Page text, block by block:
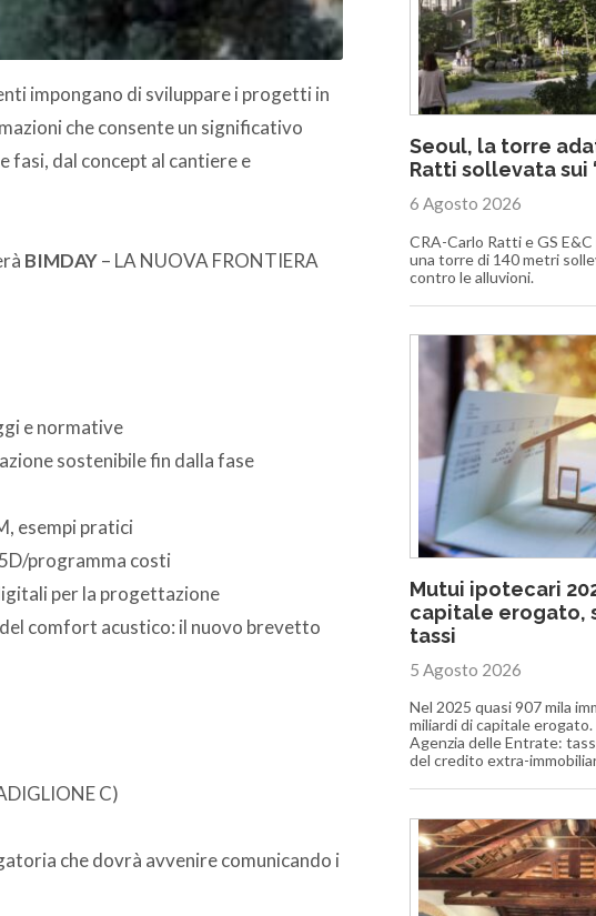
impongano di sviluppare i progetti in
che consente un significativo
fasi, dal concept al cantiere e
BIMDAY– LA NUOVA FRONTIERA
e normative
sostenibile fin dalla fase
esempi pratici
programma costi
per la progettazione
comfort acustico: il nuovo brevetto
C)
che dovrà avvenire comunicando i
Seoul, la torre
Ratti sollevata sui
6 Agosto 2026
CRA-Carlo Ratti e GS
una torre di 140 metri
contro le alluvioni.
Mutui ipotecari
capitale erogato,
tassi
5 Agosto 2026
Nel 2025 quasi 907 mila
miliardi di capitale
Agenzia delle Entrate:
del credito extra-